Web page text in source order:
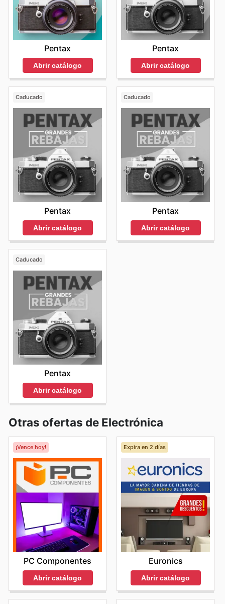
Pentax
Abrir catálogo
Pentax
Abrir catálogo
Caducado
Pentax
Abrir catálogo
Caducado
Pentax
Abrir catálogo
Caducado
Pentax
Abrir catálogo
Otras ofertas de Electrónica
¡Vence hoy!
PC Componentes
Abrir catálogo
Expira en 2 días
Euronics
Abrir catálogo